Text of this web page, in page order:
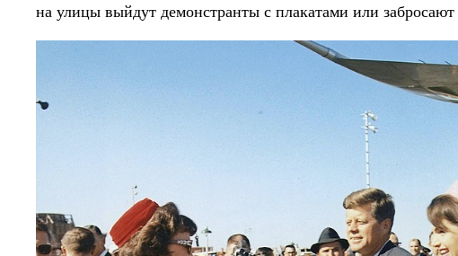
на улицы выйдут демонстранты с плакатами или